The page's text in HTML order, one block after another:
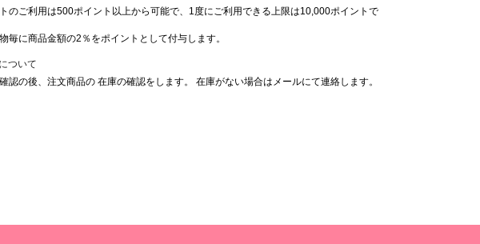
のご利用は500ポイント以上から可能で、1度にご利用できる上限は10,000ポイントで
毎に商品金額の2％をポイントとして付与します。
ついて
認の後、注文商品の 在庫の確認をします。 在庫がない場合はメールにて連絡します。